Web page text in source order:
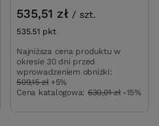
535,51 zł / szt.
535.51 pktpunktów
Najniższa cena produktu w
okresie 30 dni przed
wprowadzeniem obniżki:
509,15 zł +5%
Cena katalogowa: 630,01 zł -15%